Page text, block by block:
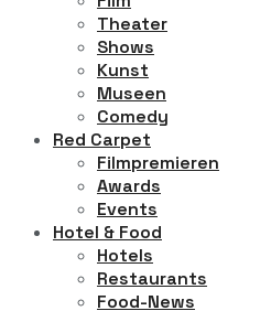
Theater
Shows
Kunst
Museen
Comedy
Red Carpet
Filmpremieren
Awards
Events
Hotel & Food
Hotels
Restaurants
Food-News